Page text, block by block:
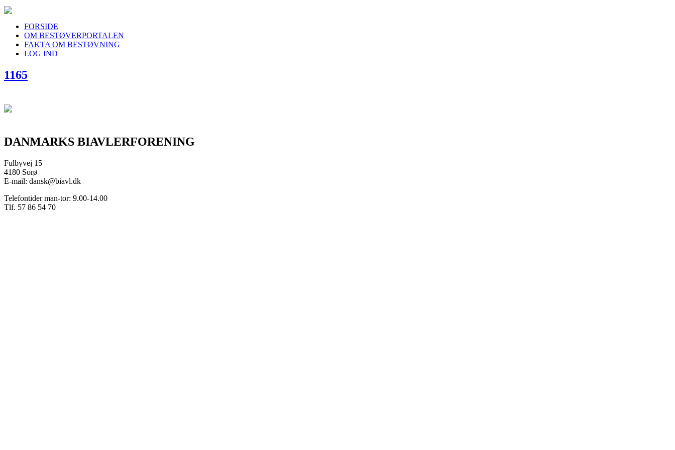
FORSIDE
OM BESTØVERPORTALEN
FAKTA OM BESTØVNING
LOG IND
1165
DANMARKS BIAVLERFORENING
Fulbyvej 15
4180 Sorø
E-mail: dansk@biavl.dk
Telefontider man-tor: 9.00-14.00
Tlf. 57 86 54 70